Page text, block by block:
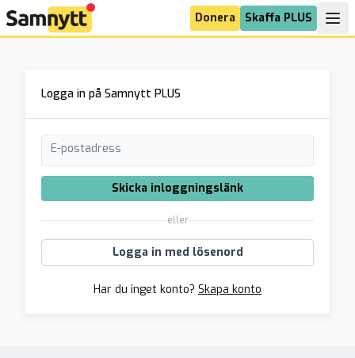
Donera Skaffa PLUS
Logga in på Samnytt PLUS
E-postadress
Skicka inloggningslänk
eller
Logga in med lösenord
Har du inget konto? Skapa konto